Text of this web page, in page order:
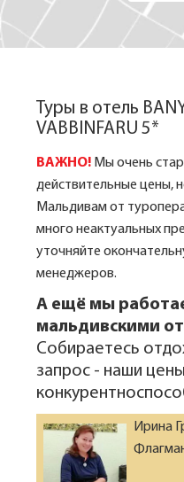
Туры в отель
VABBINFARU 5*
ВАЖНО! Мы очень
действительные цены,
Мальдивам от
много неактуальных
уточняйте
менеджеров.
А ещё мы
мальдивскими
Собираетесь
запрос - наши
Ирина